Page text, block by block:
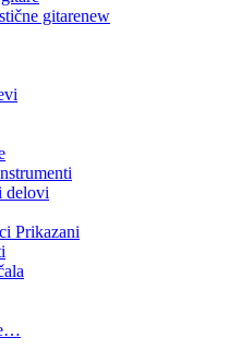
gitarenew
delovi
Prikazani